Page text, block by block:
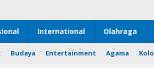
International Olahraga
Budaya Entertainment Agama